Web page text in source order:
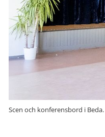
Scen och konferensbord i